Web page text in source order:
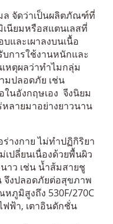
ล จัดว่าเป็นผลิตภัณฑ์ที่
นียมหรือสแตนเลสที่
และเผาลงบนเนื้อ
การใช้งานหนักและ
หตุผลว่าทำไมกลุ่ม
มปลอดภัย เช่น
ในอังกฤษเอง จีงนิยม
ลายมาอย่างยาวนาน
างกาย ไม่ทำปฏิกิริยา
ปลี่ยนเนื่องด้วยพื้นผิว
าว เช่น น้ำส้มสายชู
จึงปลอดภัยต่อสุขภาพ
ภูมิสูงถึง 530F/270C
ฟฟ้า, เตาอินดักชั่น